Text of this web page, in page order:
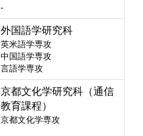
-
外国語学研究科
英米語学専攻
中国語学専攻
言語学専攻
京都文化学研究科（通信
教育課程）
京都文化学専攻